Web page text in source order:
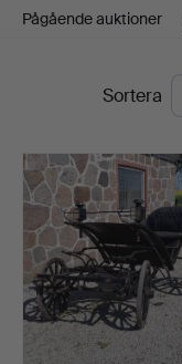
Auktioner
Pågående auktioner
SlutpriserSortera